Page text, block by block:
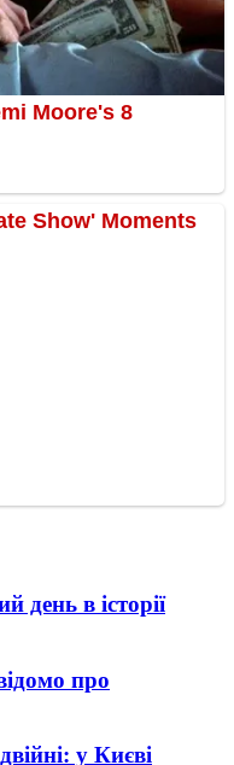
день в історії
про
у Києві